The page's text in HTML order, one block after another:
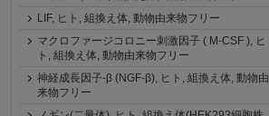
LIF, ヒト, 組換え体, 動物由来物フリー
マクロファージコロニー刺激因子 ( M-CSF ), ヒ
ト, 組換え体, 動物由来物フリー
神経成長因子-β (NGF-β), ヒト, 組換え体, 動物由
来物フリー